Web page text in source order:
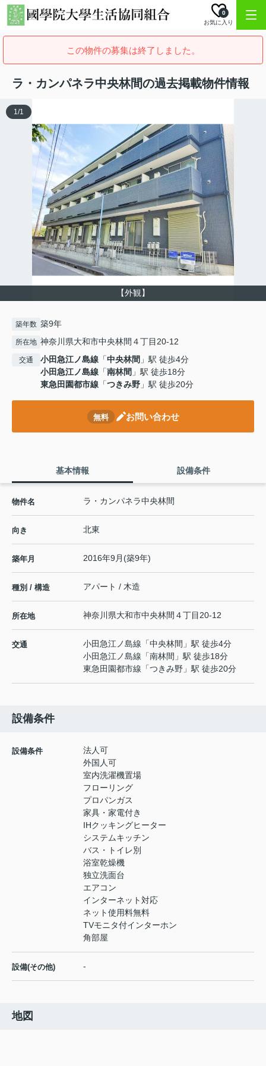
お気に入り
0
この物件の募集は終了しました。
ラ・カンパネラ中央林間の過去掲載物件情報
【外観】
1/1
築年数 築9年
所在地 神奈川県大和市中央林間４丁目20-12
交通 小田急江ノ島線 「中央林間 」駅 徒歩4分
小田急江ノ島線 「南林間 」駅 徒歩18分
東急田園都市線 「つきみ野 」駅 徒歩20分
無料 お問い合わせ
基本情報 設備条件
物件名 ラ・カンパネラ中央林間
向き 北東
築年月 2016年9月(築9年)
種別 / 構造 アパート / 木造
所在地 神奈川県大和市中央林間 ４丁目20-12
交通 小田急江ノ島線 「中央林間 」駅 徒歩4分
小田急江ノ島線 「南林間 」駅 徒歩18分
東急田園都市線 「つきみ野 」駅 徒歩20分
設備条件
設備条件
法人可
外国人可
室内洗濯機置場
フローリング
プロパンガス
家具・家電付き
IHクッキングヒーター
システムキッチン
バス・トイレ別
浴室乾燥機
独立洗面台
エアコン
インターネット対応
ネット使用料無料
TVモニタ付インターホン
角部屋
設備(その他) -
地図